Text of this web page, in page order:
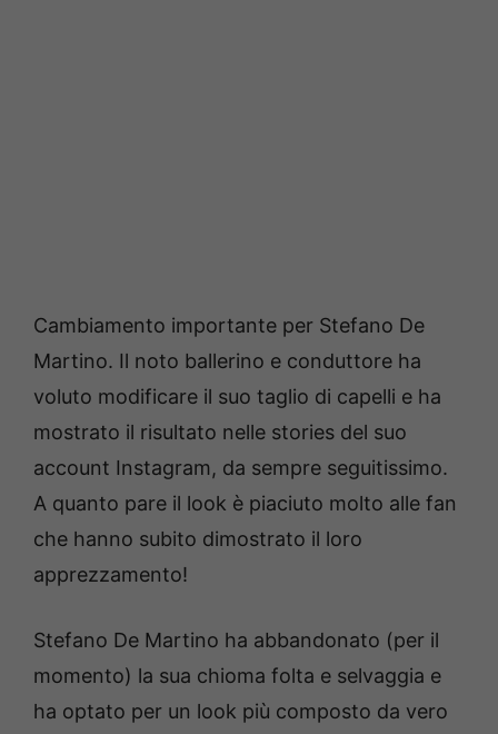
Cambiamento importante per Stefano De
Martino. Il noto ballerino e conduttore ha
voluto modificare il suo taglio di capelli e ha
mostrato il risultato nelle stories del suo
account Instagram, da sempre seguitissimo.
A quanto pare il look è piaciuto molto alle fan
che hanno subito dimostrato il loro
apprezzamento!
Stefano De Martino ha abbandonato (per il
momento) la sua chioma folta e selvaggia e
ha optato per un look più composto da vero